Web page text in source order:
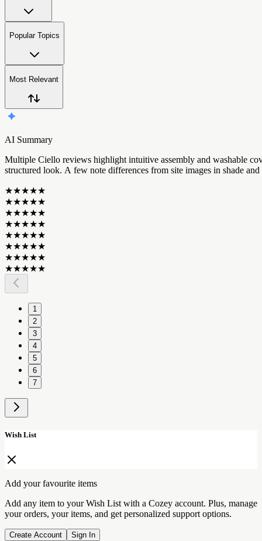
Popular Topics
Most Relevant
AI Summary
Multiple Ciello reviews highlight intuitive assembly and washable co
structured look. A few note differences from site images in shade and
★★★★★
★★★★★
★★★★★
★★★★★
★★★★★
★★★★★
★★★★★
★★★★★
1
2
3
4
5
6
7
Wish List
Add your favourite items
Add any item to your Wish List with a Cozey account. Plus, manage
your orders, your items, and get personalized support options.
Create Account Sign In